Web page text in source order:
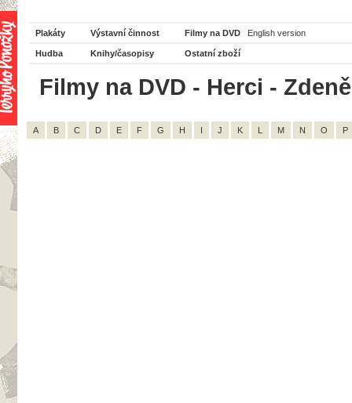
Plakáty Výstavní činnost Filmy na DVD English version
Hudba Knihy/časopisy Ostatní zboží
Filmy na DVD - Herci -
A B C D E F G H I J K L M N O P